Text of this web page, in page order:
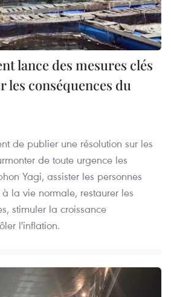
lance des mesures clés
conséquences du
de publier une résolution sur les
de toute urgence les
Yagi, assister les personnes
la vie normale, restaurer les
stimuler la croissance
l'inflation.